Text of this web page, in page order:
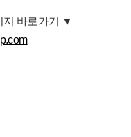
지 바로가기 ▼